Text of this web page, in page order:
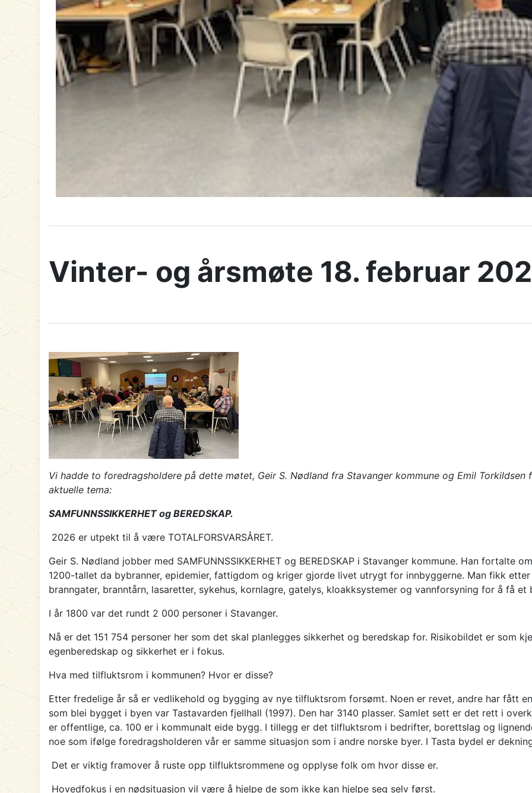
Vinter- og årsmøte 18. februar
Vi hadde to foredragsholdere på dette møtet, Geir S. Nødland fra Stavanger kommune og Emil
aktuelle tema:
SAMFUNNSSIKKERHET og BEREDSKAP.
2026 er utpekt til å være TOTALFORSVARSÅRET.
Geir S. Nødland jobber med SAMFUNNSSIKKERHET og BEREDSKAP i Stavanger kommune. Han fortalte
1200-tallet da bybranner, epidemier, fattigdom og kriger gjorde livet utrygt for innbyggerne. Man fikk
branngater, branntårn, lasaretter, sykehus, kornlagre, gatelys, kloakksystemer og vannforsyning for å få et
I år 1800 var det rundt 2 000 personer i Stavanger.
Nå er det 151 754 personer her som det skal planlegges sikkerhet og beredskap for. Risikobildet er som
egenberedskap og sikkerhet er i fokus.
Hva med tilfluktsrom i kommunen? Hvor er disse?
Etter fredelige år så er vedlikehold og bygging av nye tilfluktsrom forsømt. Noen er revet, andre har fått
som blei bygget i byen var Tastavarden fjellhall (1997). Den har 3140 plasser. Samlet sett er det rett i
er offentlige, ca. 100 er i kommunalt eide bygg. I tillegg er det tilfluktsrom i bedrifter, borettslag og
noe som ifølge foredragsholderen vår er samme situasjon som i andre norske byer. I Tasta bydel er
Det er viktig framover å ruste opp tilfluktsrommene og opplyse folk om hvor disse er.
Hovedfokus i en nødsituasjon vil være å hjelpe de som ikke kan hjelpe seg selv først.